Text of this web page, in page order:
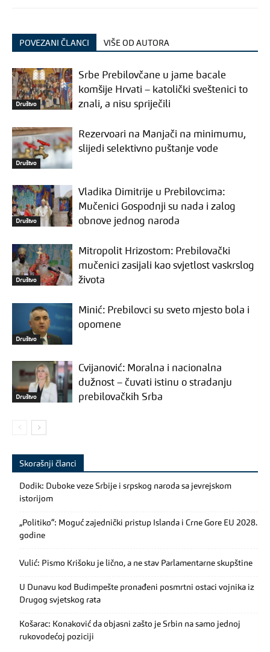
POVEZANI ČLANCI VIŠE OD AUTORA
Društvo
Srbe Prebilovčane u jame bacale
komšije Hrvati – katolički sveštenici to
znali, a nisu spriječili
Društvo
Rezervoari na Manjači na minimumu,
slijedi selektivno puštanje vode
Društvo
Vladika Dimitrije u Prebilovcima:
Mučenici Gospodnji su nada i zalog
obnove jednog naroda
Društvo
Mitropolit Hrizostom: Prebilovački
mučenici zasijali kao svjetlost vaskrslog
života
Društvo
Minić: Prebilovci su sveto mjesto bola i
opomene
Društvo
Cvijanović: Moralna i nacionalna
dužnost – čuvati istinu o stradanju
prebilovačkih Srba
Skorašnji članci
Dodik: Duboke veze Srbije i srpskog naroda sa jevrejskom
istorijom
„Politiko“: Moguć zajednički pristup Islanda i Crne Gore EU 2028.
godine
Vulić: Pismo Krišoku je lično, a ne stav Parlamentarne skupštine
U Dunavu kod Budimpešte pronađeni posmrtni ostaci vojnika iz
Drugog svjetskog rata
Košarac: Konaković da objasni zašto je Srbin na samo jednoj
rukovodećoj poziciji